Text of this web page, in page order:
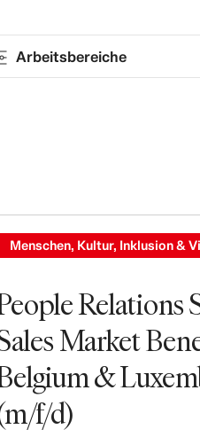
Arbeitsbereiche
Arbeitsbereiche
Geschäfte
Management &
Leasing, Construction,
Store Design
Relations
Market
&
f/d)
Menschen, Kultur, Inklusion &